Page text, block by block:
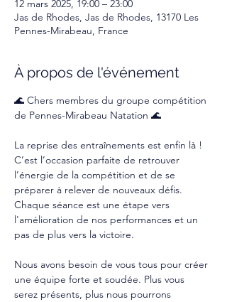
12 mars 2025, 19:00 – 23:00
Jas de Rhodes, Jas de Rhodes, 13170 Les
Pennes-Mirabeau, France
À propos de l'événement
🌊 Chers membres du groupe compétition
de Pennes-Mirabeau Natation 🌊
La reprise des entraînements est enfin là !
C’est l’occasion parfaite de retrouver
l’énergie de la compétition et de se
préparer à relever de nouveaux défis.
Chaque séance est une étape vers
l'amélioration de nos performances et un
pas de plus vers la victoire.
Nous avons besoin de vous tous pour créer
une équipe forte et soudée. Plus vous
serez présents, plus nous pourrons